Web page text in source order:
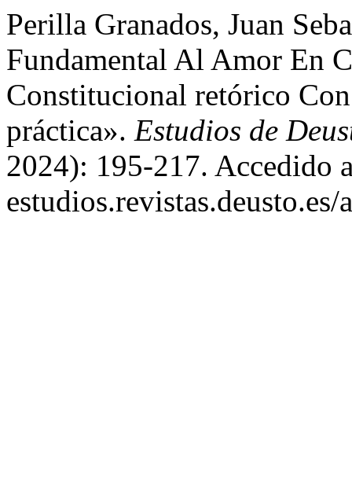
Perilla Granados, Juan
Fundamental Al Amor En
Constitucional retórico
práctica». Estudios de
2024): 195-217. Accedido